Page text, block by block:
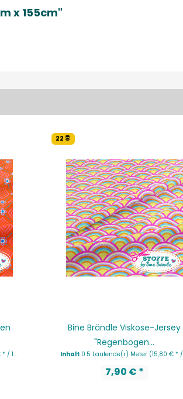
x 155cm"
Meter)
22
Bine Brändle Viskose-Jersey
"Regenbögen...
Inhalt 0.5 Laufende(r) Meter (15,80 € * / 1 Laufende(r) Meter)
7,90 € *